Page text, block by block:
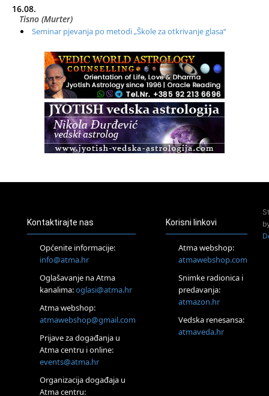
16.08.
Tisno (Murter)
Seminar pjevanja po metodi „Škole za otkrivanje glasa“
Radionica: Pomagači iz drugih dimenzija Online – otvoreno za
Zagreb+Online
Osnovni ThetaHealing® tečaj, Zagreb i Online
Access BARS®, otpusti stres
Pjesma srca / Zagreb
Tečaj Višeg Vodstva, razvijanja intuicije i Akaša zapisa
Online
Postanite Nositelj Vibracije Nove Zemlje
Visoko
Alemka Dauskardt – Jednodnevna radionica sistemskih
konstelacija
Zagreb
HOD PO ŽERAVICI – Seminar koji mijenja tijelo, duh i um
SoulFest – Festival glazbe, mudrosti i zajedništva
Kontaktirajte nas
Općenite informacije:
info@atma.hr
Oglašavanje na Atma
kanalima:oglasi@atma.hr
Atma webshop:
atmawebshop@gmail.com
Prijave za događanja u
Atma centru i online:
events@atma.hr
Organizacija događaja u
Atma centru:
Korisni linkovi
Atma webshop:
atmawebshop.com
Snimke radionica i
predavanja:
atmazon.hr
Vedska renesansa:
atmaveda.hr